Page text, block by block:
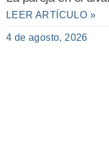
LEER ARTÍCULO »
4 de agosto, 2026